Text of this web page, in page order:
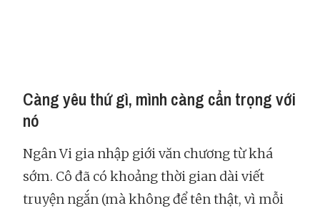
Càng yêu thứ gì, mình càng cẩn trọng với
nó
Ngân Vi gia nhập giới văn chương từ khá
sớm. Cô đã có khoảng thời gian dài viết
truyện ngắn (mà không để tên thật, vì mỗi